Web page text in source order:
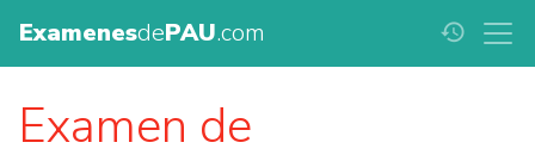
ExamenesdePAU.com history
Examen de